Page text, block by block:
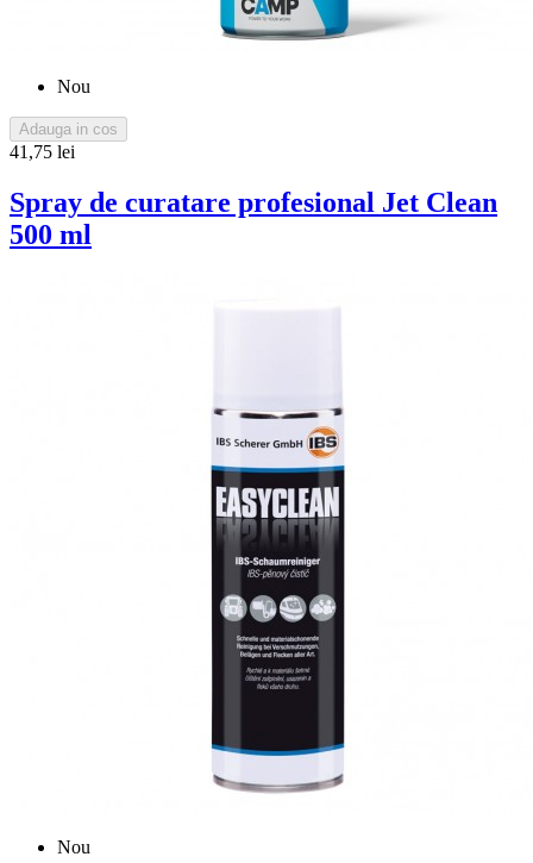
Nou
Adauga in cos
41,75 lei
Spray de curatare profesional Jet Clean
500 ml
Nou